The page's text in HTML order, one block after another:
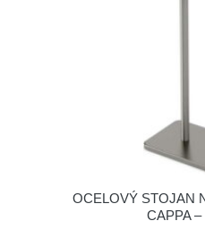
OCELOVÝ STOJAN
CAPPA